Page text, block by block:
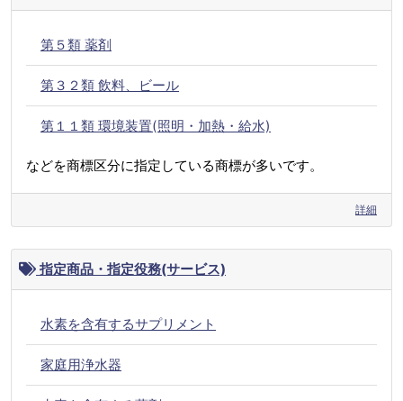
第５類 薬剤
第３２類 飲料、ビール
第１１類 環境装置(照明・加熱・給水)
などを商標区分に指定している商標が多いです。
詳細
指定商品・指定役務(サービス)
水素を含有するサプリメント
家庭用浄水器